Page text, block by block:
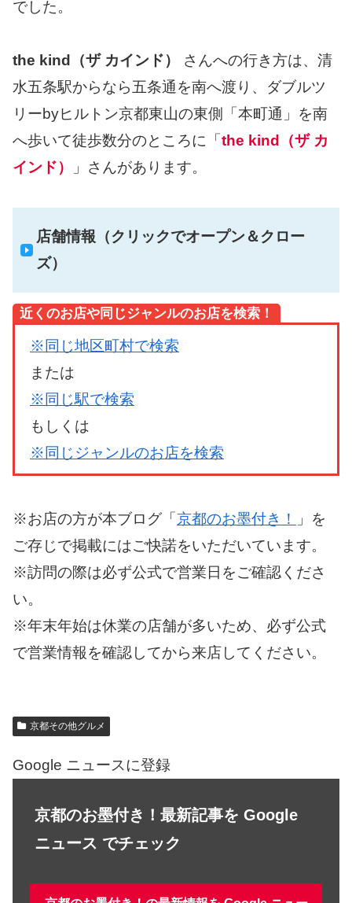
でした。
the kind（ザ カインド）
さんへの行き方は、清
水五条駅からなら五条通を南へ渡り、ダブルツ
リーbyヒルトン京都東山の東側「本町通」を南
へ歩いて徒歩数分のところに「 the kind（ザ カ
インド）
」さんがあります。
店舗情報（クリックでオープン＆クロー
ズ）
近くのお店や同じジャンルのお店を検索！
※同じ地区町村で検索
または
※同じ駅で検索
もしくは
※同じジャンルのお店を検索
※お店の方が本ブログ「 京都のお墨付き！
」を
ご存じで掲載にはご快諾をいただいています。
※訪問の際は必ず公式で営業日をご確認くださ
い。
※年末年始は休業の店舗が多いため、必ず公式
で営業情報を確認してから来店してください。
京都その他グルメ
Google ニュースに登録
京都のお墨付き！最新記事を Google
ニュース でチェック